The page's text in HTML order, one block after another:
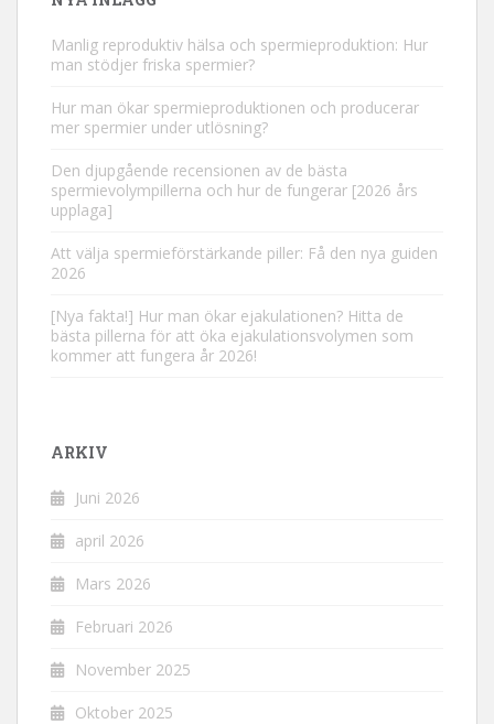
Manlig reproduktiv hälsa och spermieproduktion: Hur
man stödjer friska spermier?
Hur man ökar spermieproduktionen och producerar
mer spermier under utlösning?
Den djupgående recensionen av de bästa
spermievolympillerna och hur de fungerar [2026 års
upplaga]
Att välja spermieförstärkande piller: Få den nya guiden
2026
[Nya fakta!] Hur man ökar ejakulationen? Hitta de
bästa pillerna för att öka ejakulationsvolymen som
kommer att fungera år 2026!
ARKIV
Juni 2026
april 2026
Mars 2026
Februari 2026
November 2025
Oktober 2025